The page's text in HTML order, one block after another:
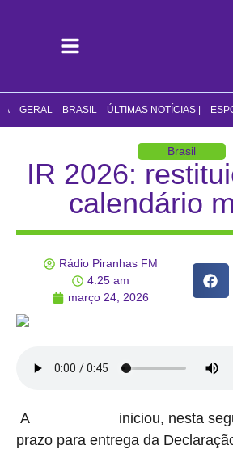
GERAL BRASIL ÚLTIMAS NOTÍCIAS |
Brasil
IR 2026:
calendário
Rádio Piranhas FM
4:25 am
março 24, 2026
A
iniciou, nesta
prazo para entrega da